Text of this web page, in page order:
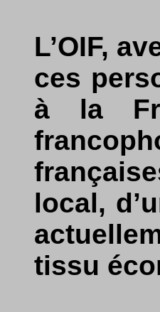
L’OIF,
ces
à la
local,
tissu